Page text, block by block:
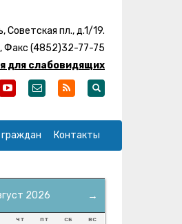
Советская пл., д.1/19.
Факс (4852)32-77-75
для слабовидящих
Контакты
→
2026
ЧТ ПТ СБ ВС